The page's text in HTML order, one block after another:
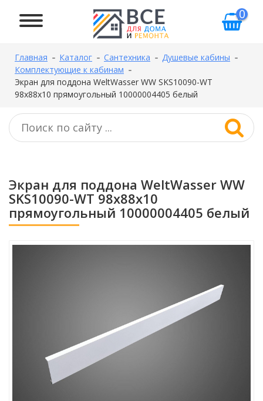
0
Главная Каталог Сантехника
Душевые кабины
Комплектующие к кабинам
Экран для поддона WeltWasser WW SKS10090-WT
98х88х10 прямоугольный 10000004405 белый
Экран для поддона WeltWasser WW
SKS10090-WT 98х88х10
прямоугольный 10000004405 белый